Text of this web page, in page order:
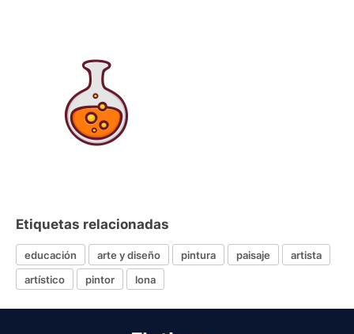
Etiquetas relacionadas
educación arte y diseño pintura paisaje
artista
artístico
pintor lona